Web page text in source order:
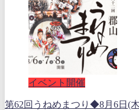
イベント開催
第62回うねめまつり◆8月6日(